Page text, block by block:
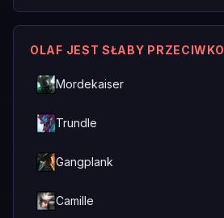
OLAF JEST SŁABY PRZECIWKO
Mordekaiser
Trundle
Gangplank
Camille